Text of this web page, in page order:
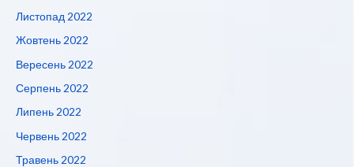
Листопад 2022
Жовтень 2022
Вересень 2022
Серпень 2022
Липень 2022
Червень 2022
Травень 2022